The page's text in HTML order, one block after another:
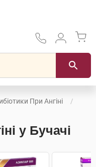
При Ангіні
у Бучачі